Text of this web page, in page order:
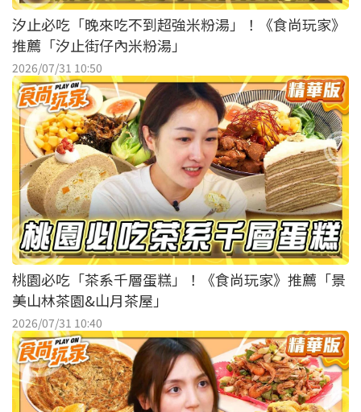
汐止必吃「晚來吃不到超強米粉湯」！《食尚玩家》
推薦「汐止街仔內米粉湯」
2026/07/31 10:50
桃園必吃「茶系千層蛋糕」！《食尚玩家》推薦「景
美山林茶園&山月茶屋」
2026/07/31 10:40